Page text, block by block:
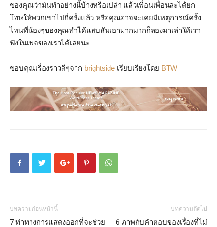
ของคุณว่ามันทำอย่างนี้บ้างหรือเปล่า แล้วเพื่อนเพื่อนละได้ยก
โทษให้พวกเขาไปกี่ครั้งแล้ว หรือคุณอาจจะเคยมีเหตุการณ์ครั้ง
ไหนที่น้องๆของคุณทำได้แสบสันเอามากมากก็ลองมาเล่าให้เรา
ฟังในเพจของเราได้เลยนะ
ขอบคุณเรื่องราวดีๆจาก brightside เรียบเรียงโดย BTW
บทความก่อนหน้านี้
7 ท่าทางการแสดงออกที่จะช่วย
บทความถัดไป
6 ภาพกับคำตอบของเรื่องที่ไม่